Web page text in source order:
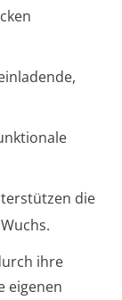
die
ihre
eigenen